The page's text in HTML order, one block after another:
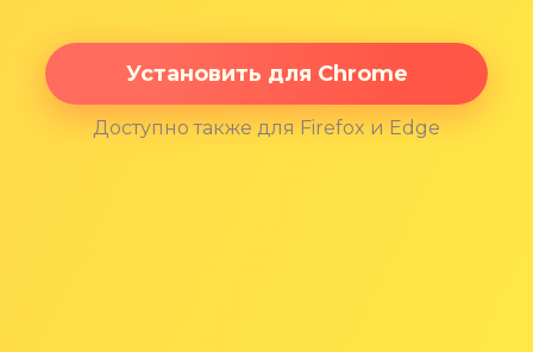
Установить для Chrome
Доступно также для Firefox и Edge